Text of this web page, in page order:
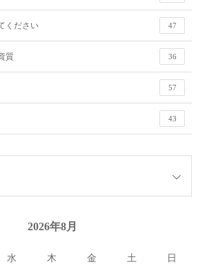
ください 47
質 36
57
43
2026年8月
水 木 金 土 日